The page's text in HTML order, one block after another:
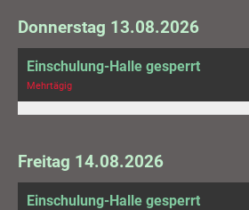
Donnerstag 13.08.2026
Einschulung-Halle gesperrt
Mehrtägig
Freitag 14.08.2026
Einschulung-Halle gesperrt